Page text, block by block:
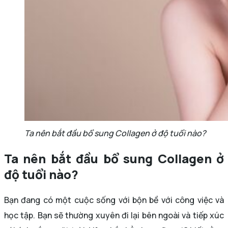
Ta nên bắt đầu bổ sung Collagen ở độ tuổi nào?
Ta nên bắt đầu bổ sung Collagen ở
độ tuổi nào?
Bạn đang có một cuộc sống với bộn bề với công việc và
học tập. Bạn sẽ thường xuyên đi lại bên ngoài và tiếp xúc